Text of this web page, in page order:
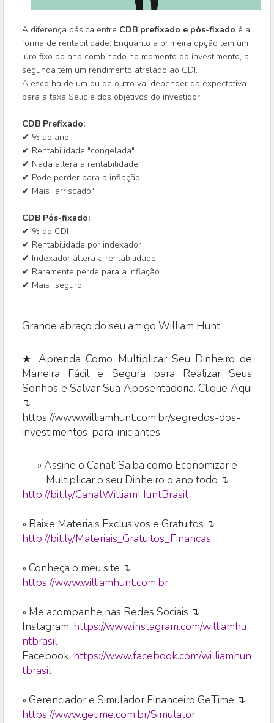
A diferença básica entre CDB prefixado e pós-fixado é a
forma de rentabilidade. Enquanto a primeira opção tem um
juro fixo ao ano combinado no momento do investimento, a
segunda tem um rendimento atrelado ao CDI.
A escolha de um ou de outro vai depender da expectativa
para a taxa Selic e dos objetivos do investidor.
CDB Prefixado:
✔ % ao ano
✔ Rentabilidade "congelada"
✔ Nada altera a rentabilidade
✔ Pode perder para a inflação
✔ Mais "arriscado"
CDB Pós-fixado:
✔ % do CDI
✔ Rentabilidade por indexador
✔ Indexador altera a rentabilidade
✔ Raramente perde para a inflação
✔ Mais "seguro"
Grande abraço do seu amigo William Hunt.
★ Aprenda Como Multiplicar Seu Dinheiro de
Maneira Fácil e Segura para Realizar Seus
Sonhos e Salvar Sua Aposentadoria. Clique Aqui
↴
https://www.williamhunt.com.br/segredos-dos-
investimentos-para-iniciantes
»Assine o Canal: Saiba como Economizar e
Multiplicar o seu Dinheiro o ano todo ↴
http://bit.ly/CanalWilliamHuntBrasil
» Baixe Materiais Exclusivos e Gratuitos ↴
http://bit.ly/Materiais_Gratuitos_Financas
» Conheça o meu site ↴
https://www.williamhunt.com.br
» Me acompanhe nas Redes Sociais ↴
Instagram: https://www.instagram.com/williamhu
ntbrasil
Facebook: https://www.facebook.com/williamhun
tbrasil
» Gerenciador e Simulador Financeiro GeTime ↴
https://www.getime.com.br/Simulator